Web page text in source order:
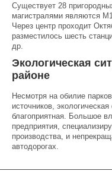
Существует 28
магистралями являются
Через центр проходит
разместилось шесть
др.
Экологическая
районе
Несмотря на обилие
источников,
благоприятная. Большое
предприятия,
производства, и
автодорогах.